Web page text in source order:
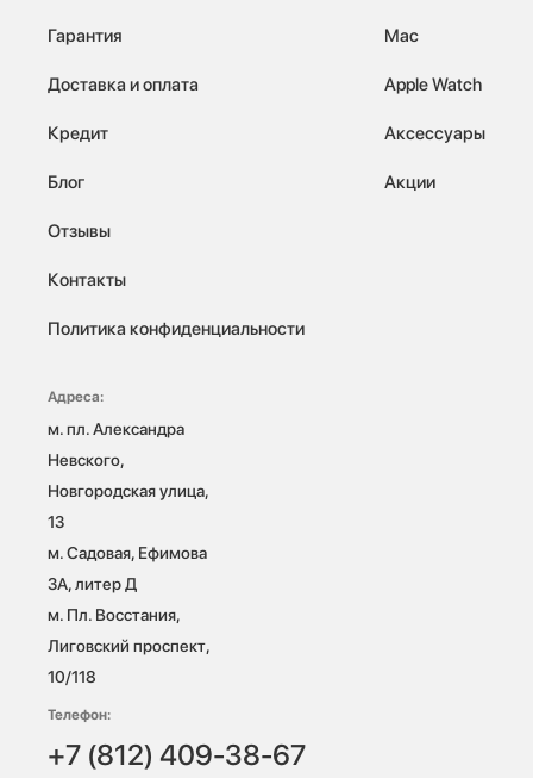
Гарантия
Доставка и оплата
Кредит
Блог
Отзывы
Контакты
Политика конфиденциальности
Mac
Apple Watch
Аксессуары
Акции
Адреса:
м. пл. Александра
Невского,
Новгородская улица,
13
м. Садовая, Ефимова
3А, литер Д
м. Пл. Восстания,
Лиговский проспект,
10/118
Телефон:
+7 (812) 409-38-67